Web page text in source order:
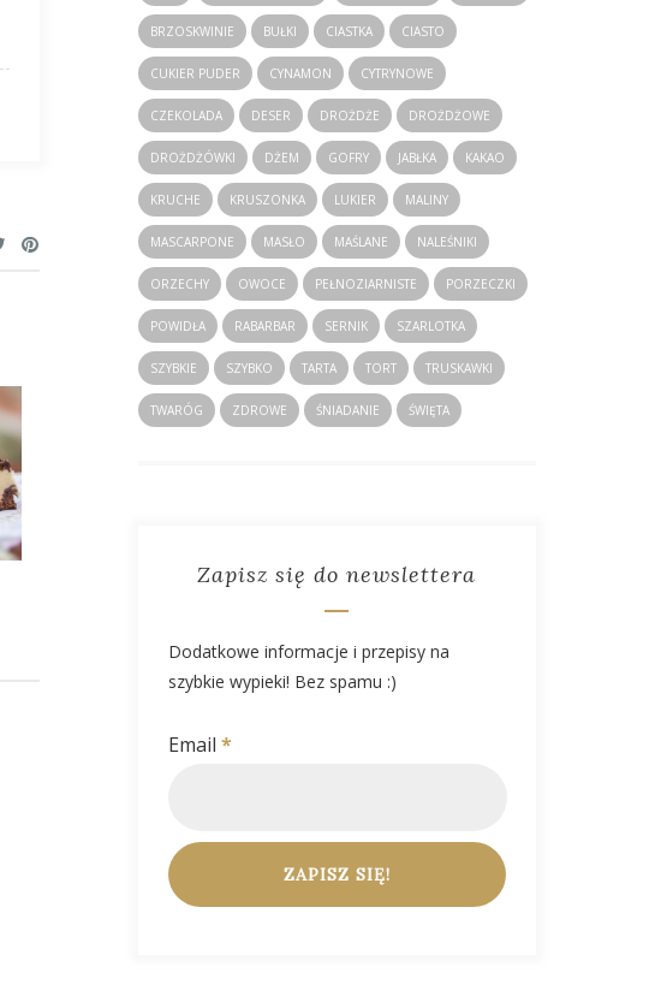
BRZOSKWINIE BUŁKI CIASTKA CIASTO
CUKIER PUDER CYNAMON CYTRYNOWE
CZEKOLADA DESER DROŻDŻE DROŻDŻOWE
DROŻDŻÓWKI DŻEM GOFRY JABŁKA KAKAO
KRUCHE KRUSZONKA LUKIER MALINY
MASCARPONE MASŁO MAŚLANE NALEŚNIKI
ORZECHY OWOCE PEŁNOZIARNISTE PORZECZKI
POWIDŁA RABARBAR SERNIK SZARLOTKA
SZYBKIE SZYBKO TARTA TORT TRUSKAWKI
TWARÓG ZDROWE ŚNIADANIE ŚWIĘTA
Zapisz się do newslettera
Dodatkowe informacje i przepisy na
szybkie wypieki! Bez spamu :)
Email *